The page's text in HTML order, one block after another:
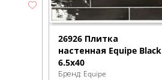
26926 Плитка
настенная Equipe Black
6.5x40
Бренд: Equipe